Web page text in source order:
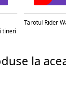
tineri
Tarotul Rider
la